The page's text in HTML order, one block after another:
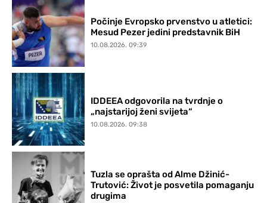
Počinje Evropsko prvenstvo u atletici:
Mesud Pezer jedini predstavnik BiH
10.08.2026. 09:39
IDDEEA odgovorila na tvrdnje o
„najstarijoj ženi svijeta“
10.08.2026. 09:38
Tuzla se oprašta od Alme Džinić-
Trutović: Život je posvetila pomaganju
drugima